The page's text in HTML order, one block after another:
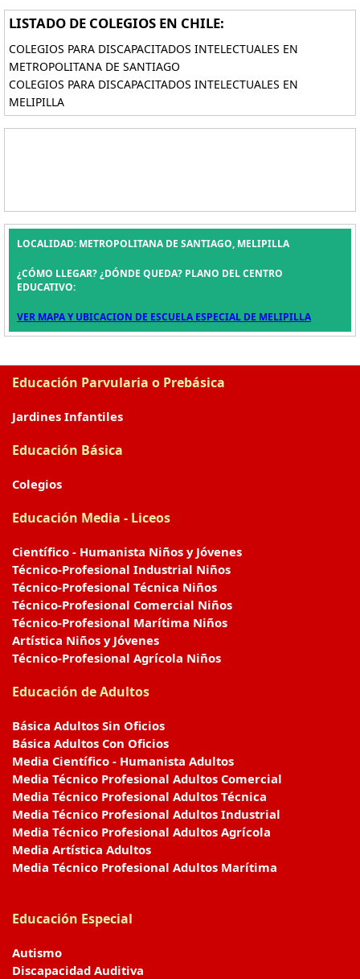
LISTADO DE COLEGIOS EN CHILE:
COLEGIOS PARA DISCAPACITADOS INTELECTUALES EN
METROPOLITANA DE SANTIAGO
COLEGIOS PARA DISCAPACITADOS INTELECTUALES EN
MELIPILLA
LOCALIDAD: METROPOLITANA DE SANTIAGO, MELIPILLA
¿CÓMO LLEGAR? ¿DÓNDE QUEDA? PLANO DEL CENTRO
EDUCATIVO:
VER MAPA Y UBICACION DE ESCUELA ESPECIAL DE MELIPILLA
Educación Parvularia o Prebásica
Jardines Infantiles
Educación Básica
Colegios
Educación Media - Liceos
Científico - Humanista Niños y Jóvenes
Técnico-Profesional Industrial Niños
Técnico-Profesional Técnica Niños
Técnico-Profesional Comercial Niños
Técnico-Profesional Marítima Niños
Artística Niños y Jóvenes
Técnico-Profesional Agrícola Niños
Educación de Adultos
Básica Adultos Sin Oficios
Básica Adultos Con Oficios
Media Científico - Humanista Adultos
Media Técnico Profesional Adultos Comercial
Media Técnico Profesional Adultos Técnica
Media Técnico Profesional Adultos Industrial
Media Técnico Profesional Adultos Agrícola
Media Artística Adultos
Media Técnico Profesional Adultos Marítima
Educación Especial
Autismo
Discapacidad Auditiva